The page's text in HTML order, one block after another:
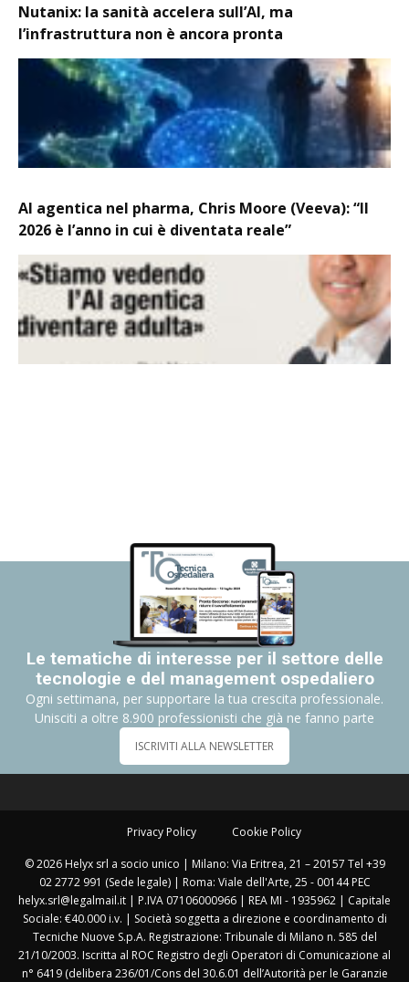
Nutanix: la sanità accelera sull’AI, ma
l’infrastruttura non è ancora pronta
AI agentica nel pharma, Chris Moore (Veeva): “Il
2026 è l’anno in cui è diventata reale”
Le tematiche di interesse per il settore delle
tecnologie e del management ospedaliero
Ogni settimana, per supportare la tua crescita professionale.
Unisciti a oltre 8.900 professionisti che già ne fanno parte
ISCRIVITI ALLA NEWSLETTER
Privacy Policy Cookie Policy
© 2026 Helyx srl a socio unico | Milano: Via Eritrea, 21 – 20157 Tel +39
02 2772 991 (Sede legale) | Roma: Viale dell'Arte, 25 - 00144 PEC
helyx.srl@legalmail.it | P.IVA 07106000966 | REA MI - 1935962 | Capitale
Sociale: €40.000 i.v. | Società soggetta a direzione e coordinamento di
Tecniche Nuove S.p.A. Registrazione: Tribunale di Milano n. 585 del
21/10/2003. Iscritta al ROC Registro degli Operatori di Comunicazione al
n° 6419 (delibera 236/01/Cons del 30.6.01 dell’Autorità per le Garanzie